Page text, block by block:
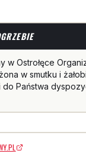
w Ostrołęce
w smutku i
Państwa